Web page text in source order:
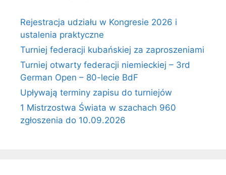
Rejestracja udziału w Kongresie 2026 i
ustalenia praktyczne
Turniej federacji kubańskiej za zaproszeniami
Turniej otwarty federacji niemieckiej – 3rd
German Open – 80-lecie BdF
Upływają terminy zapisu do turniejów
1 Mistrzostwa Świata w szachach 960
zgłoszenia do 10.09.2026